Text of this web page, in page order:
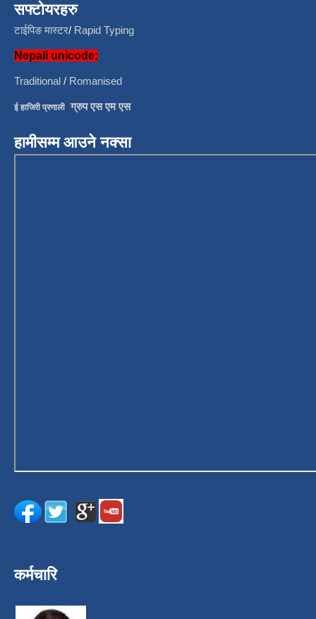
सफ्टोयरहरु
टाईपिङ मास्टर/ Rapid Typing
Nepali unicode:
Traditional / Romanised
ई हाजिरी प्रणाली/ग्रुप एस एम एस
हामीसम्म आउने नक्सा
कर्मचारि